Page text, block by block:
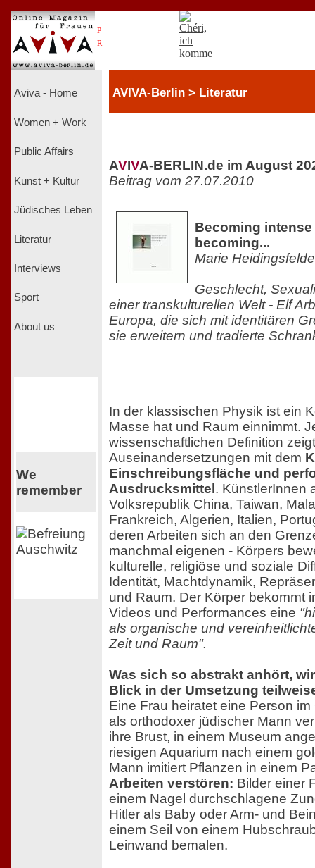
P
R
Aviva - Home
Women + Work
Public Affairs
Kunst + Kultur
Jüdisches Leben
Literatur
Interviews
Sport
About us
We
remember
AVIVA-Berlin > Literatur
AVIVA-BERLIN.de im August
Beitrag vom 27.07.2010
Becoming
becoming...
Marie
Geschlecht,
einer transkulturellen Welt - Elf
Europa, die sich mit identitären
sie erweitern und tradierte
In der klassischen Physik ist ein
Masse hat und Raum einnimmt.
wissenschaftlichen Definition
Auseinandersetzungen mit dem
Einschreibungsfläche und
Ausdrucksmittel . KünstlerInnen
Volksrepublik China, Taiwan,
Frankreich, Algerien, Italien,
deren Arbeiten sich an den
manchmal eigenen - Körpers
kulturelle, religiöse und soziale
Identität, Machtdynamik,
und Raum. Der Körper bekommt
Videos und Performances eine
als organische und
Zeit und Raum".
Was sich so abstrakt anhört,
Blick in der Umsetzung
Eine Frau heiratet eine Person
als orthodoxer jüdischer Mann
ihre Brust, in einem Museum
riesigen Aquarium nach einem
Mann imitiert Pflanzen in einem
Arbeiten verstören: Bilder einer
einem Nagel durchschlagene
Hitler als Baby oder Arm- und
einem Seil von einem
Leinwand bemalen.